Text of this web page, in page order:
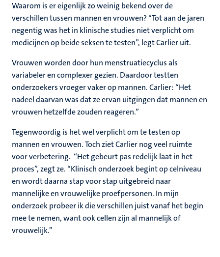
Waarom is er eigenlijk zo weinig bekend over de
verschillen tussen mannen en vrouwen? “Tot aan de jaren
negentig was het in klinische studies niet verplicht om
medicijnen op beide seksen te testen”, legt Carlier uit.
Vrouwen worden door hun menstruatiecyclus als
variabeler en complexer gezien. Daardoor testten
onderzoekers vroeger vaker op mannen. Carlier: “Het
nadeel daarvan was dat ze ervan uitgingen dat mannen en
vrouwen hetzelfde zouden reageren.”
Tegenwoordig is het wel verplicht om te testen op
mannen en vrouwen. Toch ziet Carlier nog veel ruimte
voor verbetering. “Het gebeurt pas redelijk laat in het
proces”, zegt ze. “Klinisch onderzoek begint op celniveau
en wordt daarna stap voor stap uitgebreid naar
mannelijke en vrouwelijke proefpersonen. In mijn
onderzoek probeer ik die verschillen juist vanaf het begin
mee te nemen, want ook cellen zijn al mannelijk of
vrouwelijk.”